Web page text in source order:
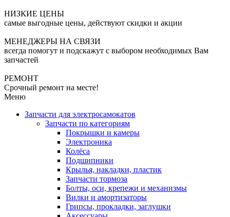
НИЗКИЕ ЦЕНЫ
самые выгодные цены, действуют скидки и акции
МЕНЕДЖЕРЫ НА СВЯЗИ
всегда помогут и подскажут с выбором необходимых Вам
запчастей
РЕМОНТ
Срочный ремонт на месте!
Меню
Запчасти для электросамокатов
Запчасти по категориям
Покрышки и камеры
Электроника
Колёса
Подшипники
Крылья, накладки, пластик
Запчасти тормоза
Болты, оси, крепежи и механизмы
Вилки и амортизаторы
Грипсы, прокладки, заглушки